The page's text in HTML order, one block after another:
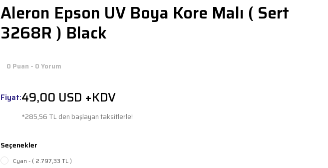
Aleron Epson UV Boya Kore Malı ( Sert
3268R ) Black
0 Puan - 0 Yorum
Fiyat:49,00 USD +KDV
*285,56 TL den başlayan taksitlerle!
Seçenekler
Cyan - ( 2.797,33 TL )